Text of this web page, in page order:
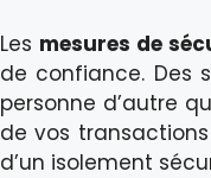
Les mesures de
de confiance. Des
personne d’autre
de vos
d’un isolement